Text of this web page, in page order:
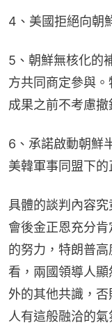
4、美國拒絕向朝
5、朝鮮無核化的
方共同商定參與
成果之前不考慮撤
6、承諾啟動朝鮮
美韓軍事同盟下的
具體的談判內容
會後金正恩充分
的努力，特朗普
看，兩國領導人
外的其他共識，
人有這般融洽的氣